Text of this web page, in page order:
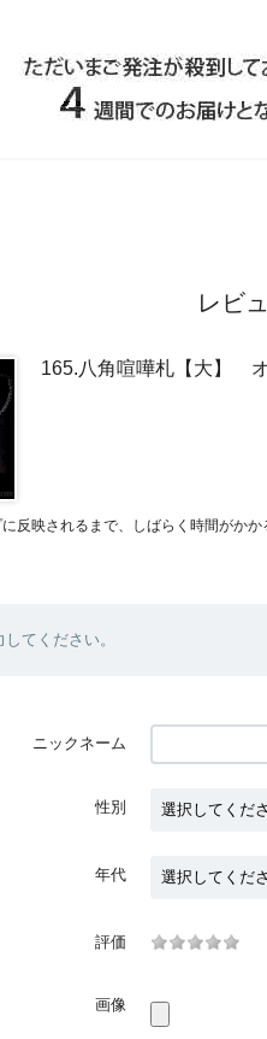
レビ
165.八角喧嘩札【大】
反映されるまで、しばらく時間がかか
てください。
ニックネーム
性別
年代
評価
画像